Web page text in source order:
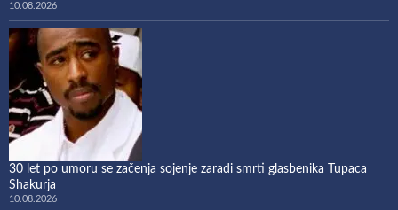
10.08.2026
30 let po umoru se začenja sojenje zaradi smrti glasbenika Tupaca
Shakurja
10.08.2026